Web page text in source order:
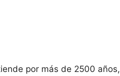
por más de 2500 años,